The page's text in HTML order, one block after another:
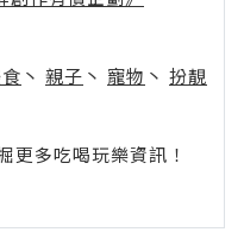
丶 親子 丶 寵物 丶 扮靚
多吃喝玩樂資訊！